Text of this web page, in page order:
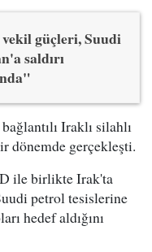
güçleri, Suudi
saldırı
Iraklı silahlı
dönemde gerçekleşti.
ile birlikte Irak'ta
petrol tesislerine
hedef aldığını